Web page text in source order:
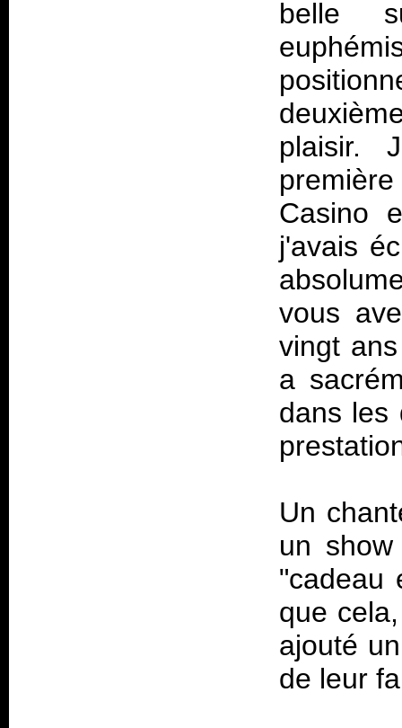
belle
plaisir.
Casino
j'avais
vous
vingt
a
dans les
Un
un
"cadeau
que
ajouté
de leur